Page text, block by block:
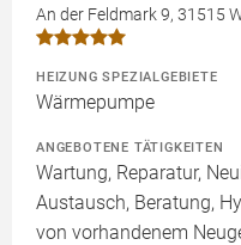
An der Feldmark 9, 31515
HEIZUNG SPEZIALGEBIETE
Wärmepumpe
ANGEBOTENE TÄTIGKEITEN
Wartung, Reparatur,
Austausch, Beratung,
von vorhandenem